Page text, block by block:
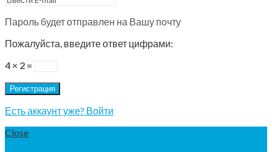
Пароль будет отправлен на Вашу почту
Пожалуйста, введите ответ цифрами:
4 × 2 =
Регистрация
Есть аккаунт уже? Войти
Close